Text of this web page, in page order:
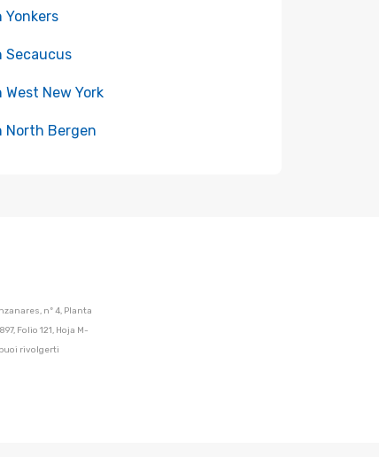
Yonkers
Secaucus
West New York
North Bergen
nº 4, Planta
Folio 121, Hoja M-
rivolgerti